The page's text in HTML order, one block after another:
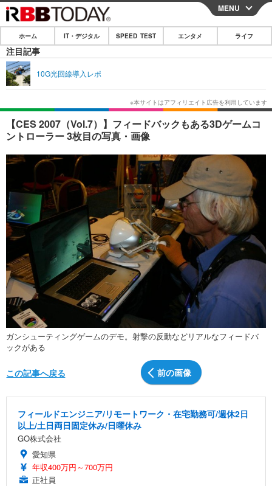
CLOSE
ホーム
IT・デジタル
ネタ ガジェット・ツール
ショッピング
エンタメ
エンタメTOP
韓流・K-POP 韓国・芸能
音楽 スポーツ
グラビア ブログ
ショッピング その他
ライフTOP グルメ
ペット ショッピング
リリース一覧
プッシュ通知の停止方法
MENU
ホーム IT・デジタル SPEED TEST エンタメ ライフ
注目記事
10G光回線導入レポ
【CES 2007（Vol.7）】フィードバックもある3Dゲームコ
ントローラー 3枚目の写真・画像
ガンシューティングゲームのデモ。射撃の反動などリアルなフィードバ
ックがある
前の画像
この記事へ戻る
フィールドエンジニア/リモートワーク・在宅勤務可/週休2日
以上/土日両日固定休み/日曜休み
GO株式会社
愛知県
年収400万円～700万円
正社員